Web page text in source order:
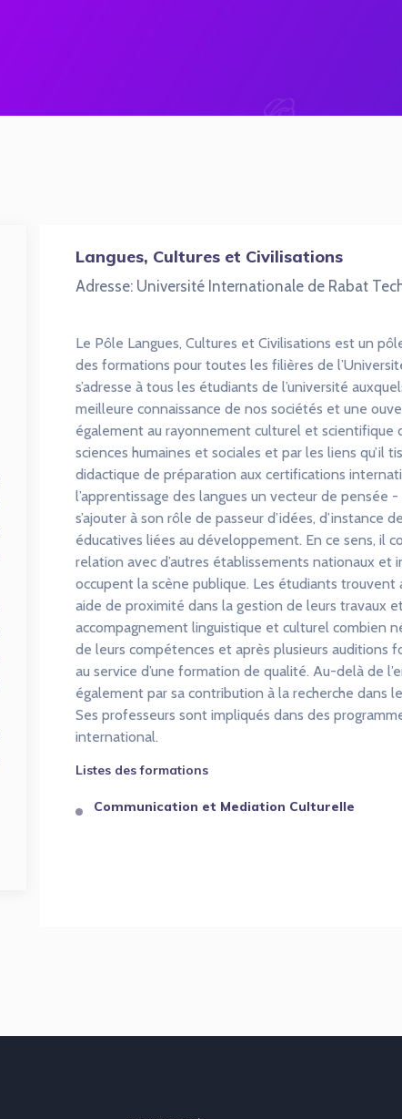
Langues, Cultures et Civilisations
Adresse: Université Internationale de Rabat
Le Pôle Langues, Cultures et Civilisations est un
des formations pour toutes les filières de
s’adresse à tous les étudiants de l’université
meilleure connaissance de nos sociétés et une
également au rayonnement culturel et scientifique
sciences humaines et sociales et par les liens qu’il
didactique de préparation aux certifications
l’apprentissage des langues un vecteur de
s’ajouter à son rôle de passeur d’idées,
éducatives liées au développement. En ce sens, il
relation avec d’autres établissements nationaux
occupent la scène publique. Les étudiants
aide de proximité dans la gestion de leurs travaux
accompagnement linguistique et culturel combien
de leurs compétences et après plusieurs auditions
au service d’une formation de qualité. Au-delà de
également par sa contribution à la recherche dans
Ses professeurs sont impliqués dans des
international.
Listes des formations
Communication et Mediation Culturelle